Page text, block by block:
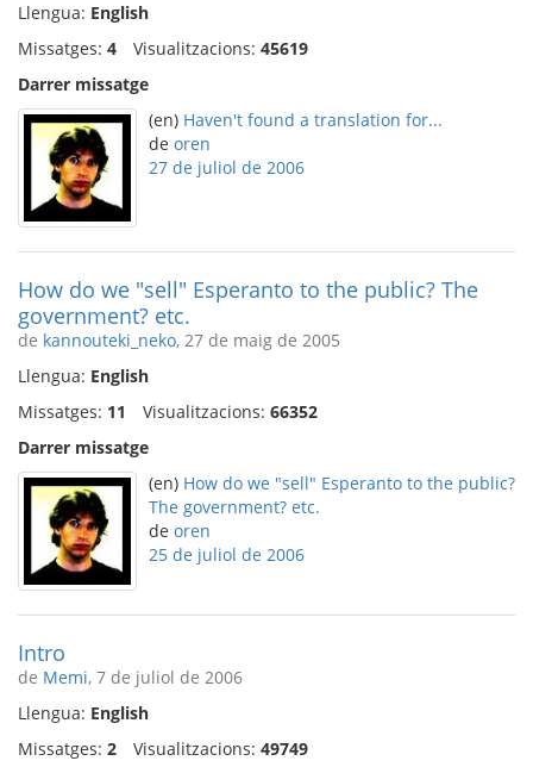
Llengua: English
Missatges: 4 Visualitzacions: 45619
Darrer missatge
(en) Haven't found a translation for...
de oren
27 de juliol de 2006
How do we "sell" Esperanto to the public? The
government? etc.
de kannouteki_neko, 27 de maig de 2005
Llengua: English
Missatges: 11 Visualitzacions: 66352
Darrer missatge
(en) How do we "sell" Esperanto to the public?
The government? etc.
de oren
25 de juliol de 2006
Intro
de Memi, 7 de juliol de 2006
Llengua: English
Missatges: 2 Visualitzacions: 49749